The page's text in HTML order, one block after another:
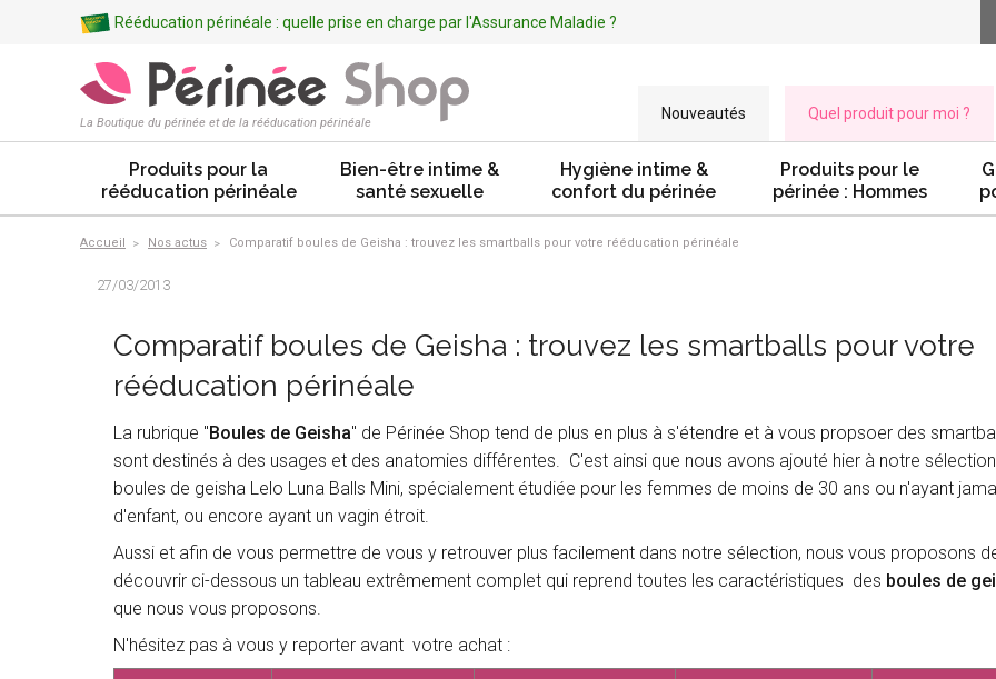
Rééducation périnéale : quelle prise en charge par l'Assurance Maladie ?
La Boutique du périnée et de la rééducation périnéale
Nouveautés Quel produit pour moi ?
Produits pour la
rééducation périnéale
Bien-être intime &
santé sexuelle
Hygiène intime &
confort du périnée
Produits pour le
périnée : Hommes
Accueil Nos actus Comparatif boules de Geisha : trouvez les smartballs pour votre rééducation périnéale
27/03/2013
Comparatif boules de Geisha : trouvez les smartballs pour votre
rééducation périnéale
La rubrique "Boules de Geisha" de Périnée Shop tend de plus en plus à s'étendre et à vous propsoer des
sont destinés à des usages et des anatomies différentes. C'est ainsi que nous avons ajouté hier à notre
boules de geisha Lelo Luna Balls Mini, spécialement étudiée pour les femmes de moins de 30 ans ou n'ayant
d'enfant, ou encore ayant un vagin étroit.
Aussi et afin de vous permettre de vous y retrouver plus facilement dans notre sélection, nous vous proposons
découvrir ci-dessous un tableau extrêmement complet qui reprend toutes les caractéristiques des boules de
que nous vous proposons.
N'hésitez pas à vous y reporter avant votre achat :